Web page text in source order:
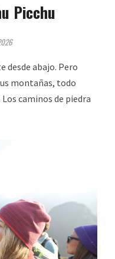
Picchu
desde abajo. Pero
montañas, todo
caminos de piedra